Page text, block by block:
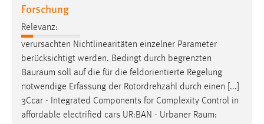
Forschung
Relevanz:
verursachten Nichtlinearitäten einzelner Parameter
berücksichtigt werden. Bedingt durch begrenzten
Bauraum soll auf die für die feldorientierte Regelung
notwendige Erfassung der Rotordrehzahl durch einen [...]
3Ccar - Integrated Components for Complexity Control in
affordable electrified cars UR:BAN - Urbaner Raum: